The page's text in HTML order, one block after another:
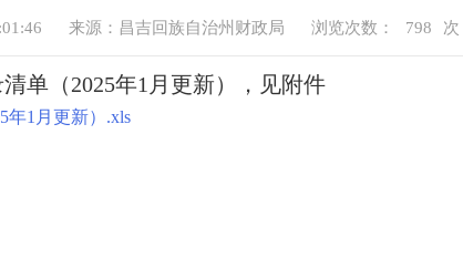
来源：昌吉回族自治州财政局 浏览次数： 798 次
单（2025年1月更新），见附件
年1月更新）.xls